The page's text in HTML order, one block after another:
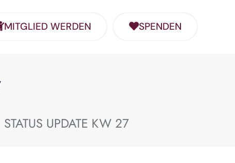
MITGLIED WERDEN SPENDEN
STATUS UPDATE KW 27